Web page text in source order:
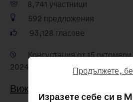
8,741 участници
592 предложения
93,128 гласове
Консултация от 15
2024
Вижте резултатите
Продължете,
Изразете себе си в